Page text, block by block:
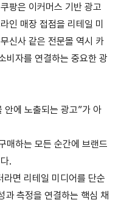
팡은 이커머스 기반 광고
인 매장 접점을 리테일 미
신사 같은 전문몰 역시 카
비자를 연결하는 중요한 광
안에 노출되는 광고”가 아
매하는 모든 순간에 브랜드
.
면 리테일 미디어를 단순
과 측정을 연결하는 핵심 채